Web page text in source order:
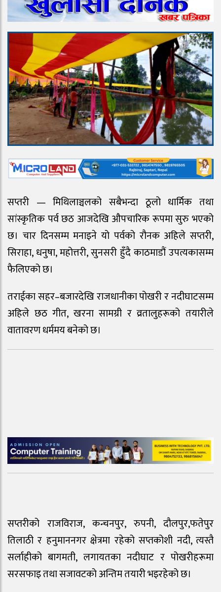
सप्तरी — मिथिलाञ्चलको सबैभन्दा ठूलो धार्मिक तथा
सांस्कृतिक पर्व छठ आजदेखि औपचारिक रूपमा सुरु भएको
छ। चार दिनसम्म मनाइने यो पर्वको रौनक अहिले सप्तरी,
सिराहा, धनुषा, महोत्तरी, सुनसरी हुँदै काठमाडौं उपत्यकासम्म
फैलिएको छ।
तराईका सहर–बजारदेखि राजधानीका पोखरी र नदीघाटसम्म
अहिले छठ गीत, खरना सामग्री र व्रतालुहरूको तयारीले
वातावरण धर्ममय बनेको छ।
सप्तरीको राजविराज, कन्चनपुर, रुपनी, दौलपुर,फतेपुर
तिलाठी र हनुमाननगर क्षेत्रमा रहेको सप्तकोशी नदी, त्यस्तै
सर्लाहीको बागमती, लगायतका नदीघाट र पोखरीहरूमा
सरसफाइ तथा सजावटको अन्तिम तयारी भइरहेको छ।